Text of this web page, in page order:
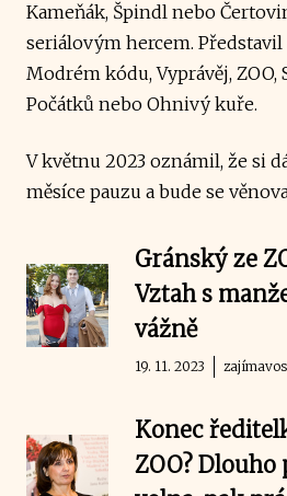
Kameňák, Špindl nebo
seriálovým hercem.
Modrém kódu, Vyprávěj, ZOO,
Počátků nebo Ohnivý kuře.
V květnu 2023 oznámil, že si
měsíce pauzu a bude se
Gránský ze
Vztah s
vážně
19. 11. 2023
Konec
ZOO? Dlouho